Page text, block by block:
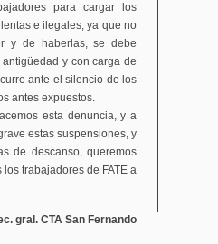
para cargar los
e ilegales, ya que no
y de haberlas, se debe
y con carga de
ante el silencio de los
antes expuestos.
esta denuncia, y a
estas suspensiones, y
de descanso, queremos
trabajadores de FATE a
gral. CTA San Fernando